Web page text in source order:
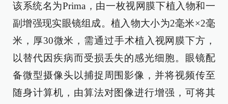
该系统名为Prima，由一枚视网膜下植入物和一
副增强现实眼镜组成。植入物大小为2毫米×2毫
米，厚30微米，需通过手术植入视网膜下方，
以替代因疾病而受损丢失的感光细胞。眼镜配
备微型摄像头以捕捉周围影像，并将视频传至
随身计算机，由算法对图像进行增强，可将其